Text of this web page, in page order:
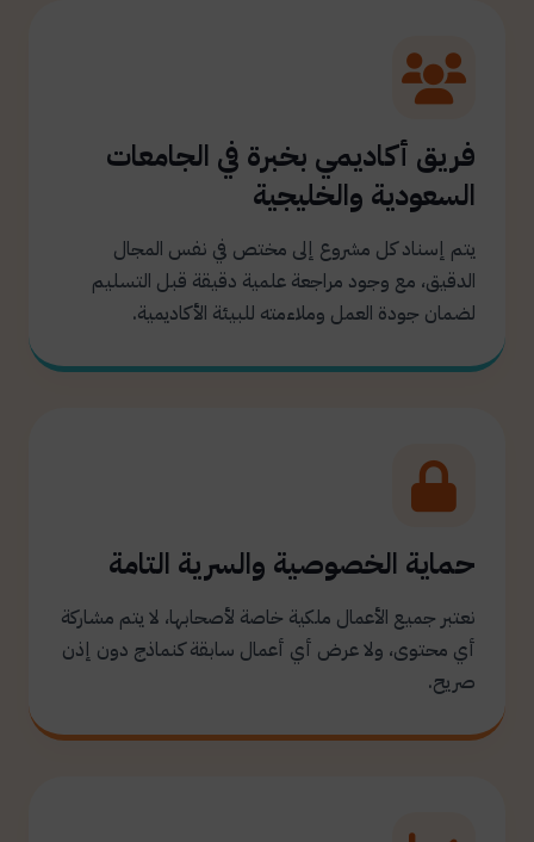
فريق أكاديمي بخبرة في الجامعات
السعودية والخليجية
يتم إسناد كل مشروع إلى مختص في نفس المجال
الدقيق، مع وجود مراجعة علمية دقيقة قبل التسليم
لضمان جودة العمل وملاءمته للبيئة الأكاديمية.
حماية الخصوصية والسرية التامة
نعتبر جميع الأعمال ملكية خاصة لأصحابها، لا يتم مشاركة
أي محتوى، ولا عرض أي أعمال سابقة كنماذج دون إذن
صريح.